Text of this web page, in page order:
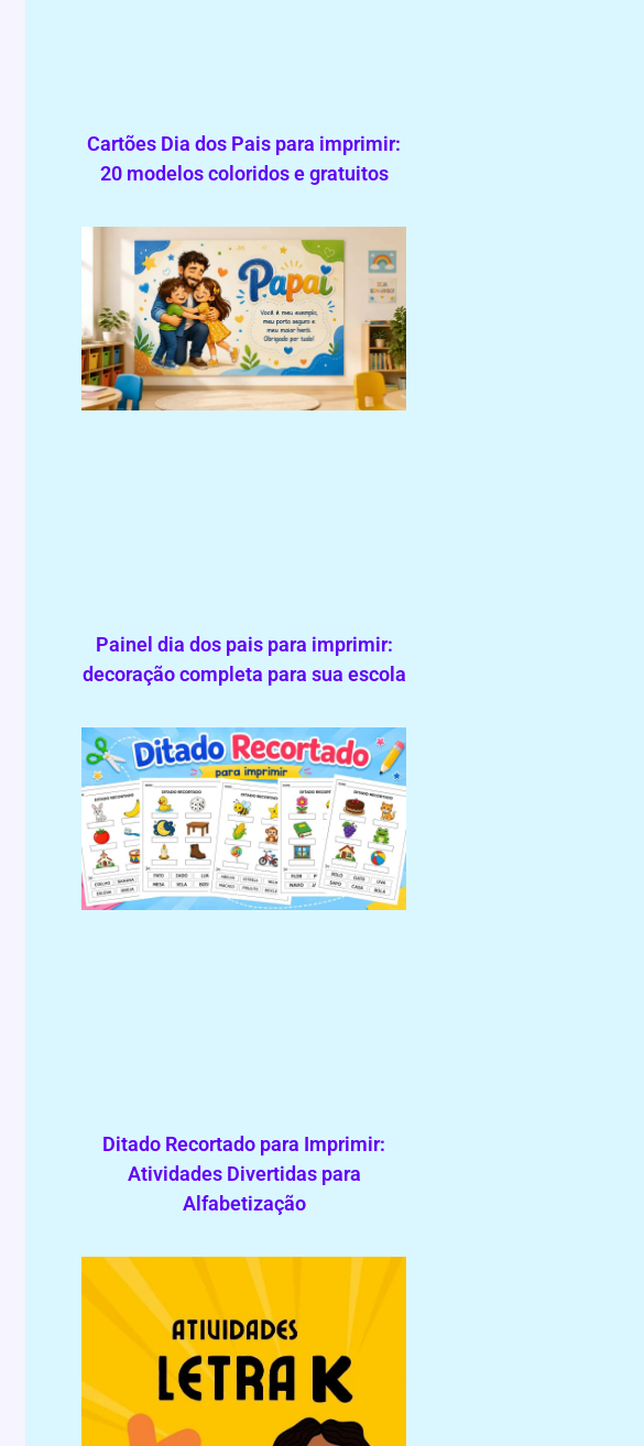
Cartões Dia dos Pais para imprimir:
20 modelos coloridos e gratuitos
Painel dia dos pais para imprimir:
decoração completa para sua escola
Ditado Recortado para Imprimir:
Atividades Divertidas para
Alfabetização